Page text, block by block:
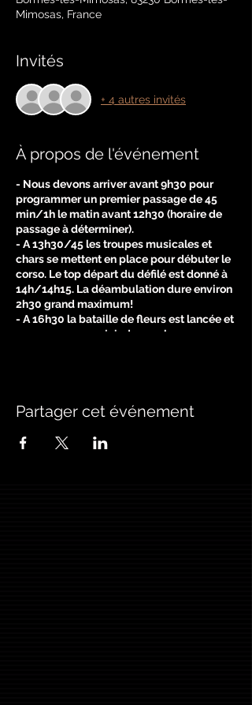
Mimosas, France
Invités
+ 4 autres invités
À propos de l'événement
- Nous devons arriver avant 9h30 pour
programmer un premier passage de 45
min/1h le matin avant 12h30 (horaire de
passage à déterminer).
- A 13h30/45 les troupes musicales et
chars se mettent en place pour débuter le
corso. Le top départ du défilé est donné à
14h/14h15. La déambulation dure environ
2h30 grand maximum!
- A 16h30 la bataille de fleurs est lancée et
nous pourrons rejoindre nos loges.
Partager cet événement